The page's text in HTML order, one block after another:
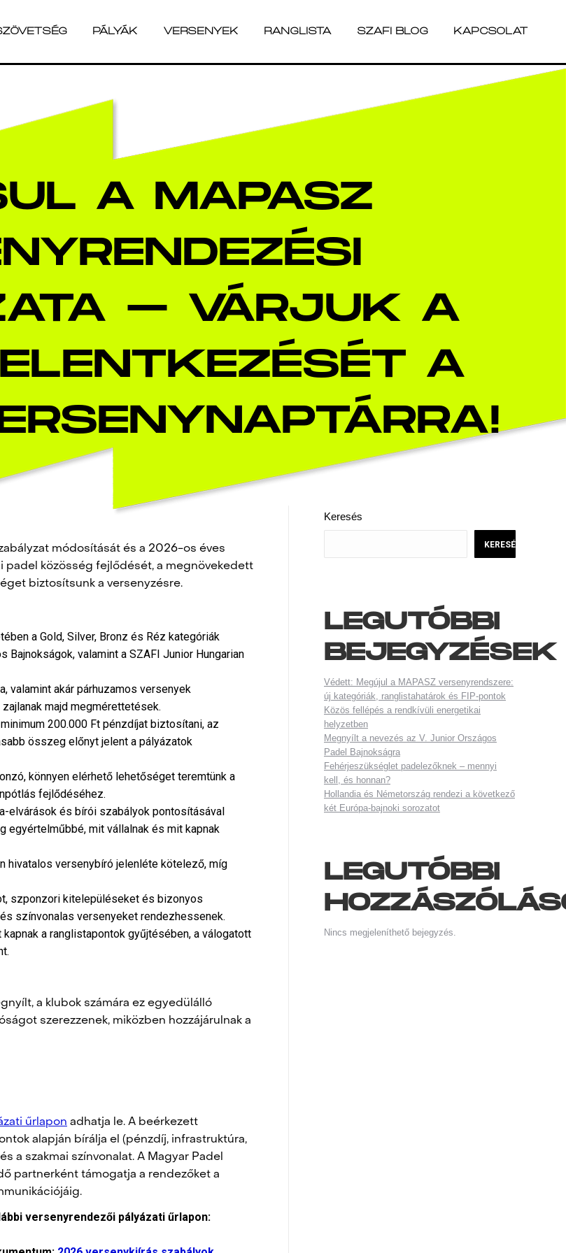
PÁLYÁK VERSENYEK RANGLISTA SZAFI BLOG KAPCSOLAT
A MAPASZ
– VÁRJUK A
A
módosítását és a 2026-os éves
padel közösség fejlődését, a megnövekedett
biztosítsunk a versenyzésre.
a Gold, Silver, Bronz és Réz kategóriák
valamint a SZAFI Junior Hungarian
valamint akár párhuzamos versenyek
majd megmérettetések.
200.000 Ft pénzdíjat biztosítani, az
összeg előnyt jelent a pályázatok
könnyen elérhető lehetőséget teremtünk a
fejlődéséhez.
elvárások és bírói szabályok pontosításával
egyértelműbbé, mit vállalnak és mit kapnak
hivatalos versenybíró jelenléte kötelező, míg
szponzori kitelepüléseket és bizonyos
színvonalas versenyeket rendezhessenek.
a ranglistapontok gyűjtésében, a válogatott
a klubok számára ez egyedülálló
szerezzenek, miközben hozzájárulnak a
űrlapon adhatja le. A beérkezett
alapján bírálja el (pénzdíj, infrastruktúra,
a szakmai színvonalat. A Magyar Padel
partnerként támogatja a rendezőket a
versenyrendezői pályázati űrlapon:
Keresés
KERESÉS
LEGUTÓBBI
BEJEGYZÉSEK
Védett: Megújul a MAPASZ versenyrendszere:
új kategóriák, ranglistahatárok és FIP-pontok
Közös fellépés a rendkívüli energetikai
helyzetben
Megnyílt a nevezés az V. Junior Országos
Padel Bajnokságra
Fehérjeszükséglet padelezőknek – mennyi
kell, és honnan?
Hollandia és Németország rendezi a következő
két Európa-bajnoki sorozatot
LEGUTÓBBI
Nincs megjeleníthető bejegyzés.